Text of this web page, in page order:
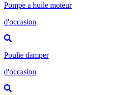
Pompe a huile moteur
d'occasion
Poulie damper
d'occasion